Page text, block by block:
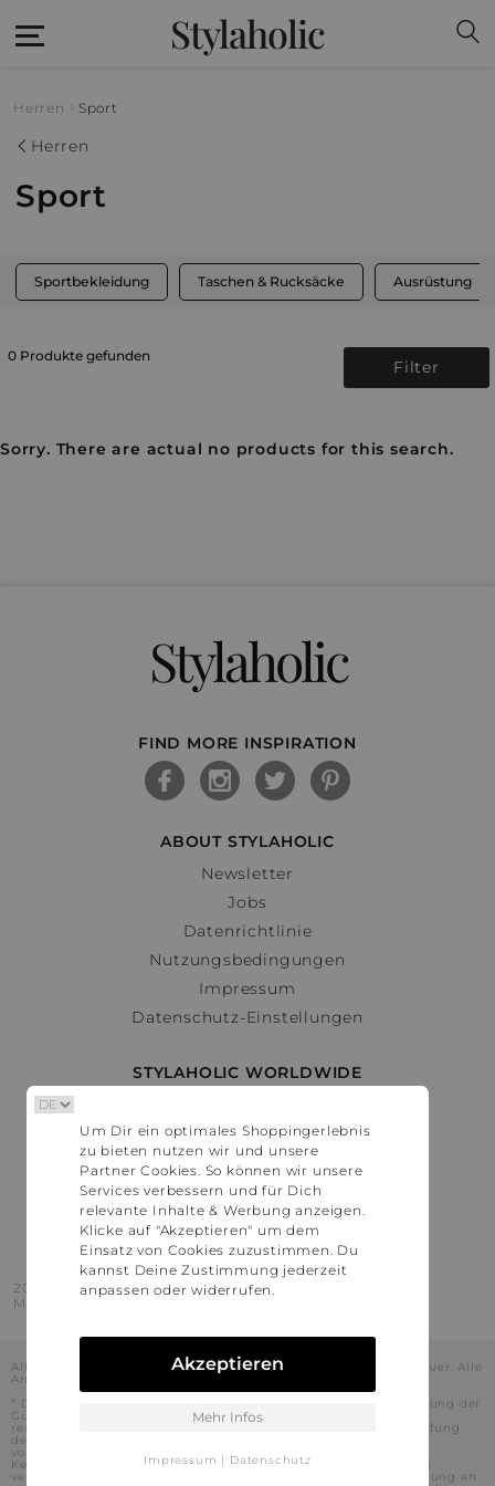
Stylaholic
Herren Sport
Herren
Sport
Sportbekleidung Taschen & Rucksäcke Ausrüstung
0 Produkte gefunden
Filter
Sorry. There are actual no products for this search.
Stylaholic
FIND MORE INSPIRATION
ABOUT STYLAHOLIC
Newsletter
Jobs
Datenrichtlinie
Nutzungsbedingungen
Impressum
Datenschutz-Einstellungen
STYLAHOLIC WORLDWIDE
Österreich
Schweiz
France
United States
2016 - 2026 © Stylaholic.
Made for you with love in munich.
Alle Preise inkl. der jeweils geltenden gesetzlichen Mehrwertsteuer. Alle
Angaben ohne Gewähr.
* Die angezeigten Preise beinhalten Rabatte, die durch die Nutzung der
Gutschein-Codes auf den Seiten unserer Partner voraussichtlich
realisiert werden können. Stylaholic führt keine vollständige Prüfung
der Gutschein-Codes durch und es kann daher in Einzelfällen
vorkommen, dass die Gutscheine abweichend von unserem
Kenntnisstand bei dem jeweiligen Shop nicht oder nur teilweise
verwendet werden können. Darüber hinaus kann deren Verwendung an
Um Dir ein optimales Shoppingerlebnis
zu bieten nutzen wir und unsere
Partner Cookies. So können wir unsere
Services verbessern und für Dich
relevante Inhalte & Werbung anzeigen.
Klicke auf "Akzeptieren" um dem
Einsatz von Cookies zuzustimmen. Du
kannst Deine Zustimmung jederzeit
anpassen oder widerrufen.
Akzeptieren
Mehr Infos
Impressum | Datenschutz